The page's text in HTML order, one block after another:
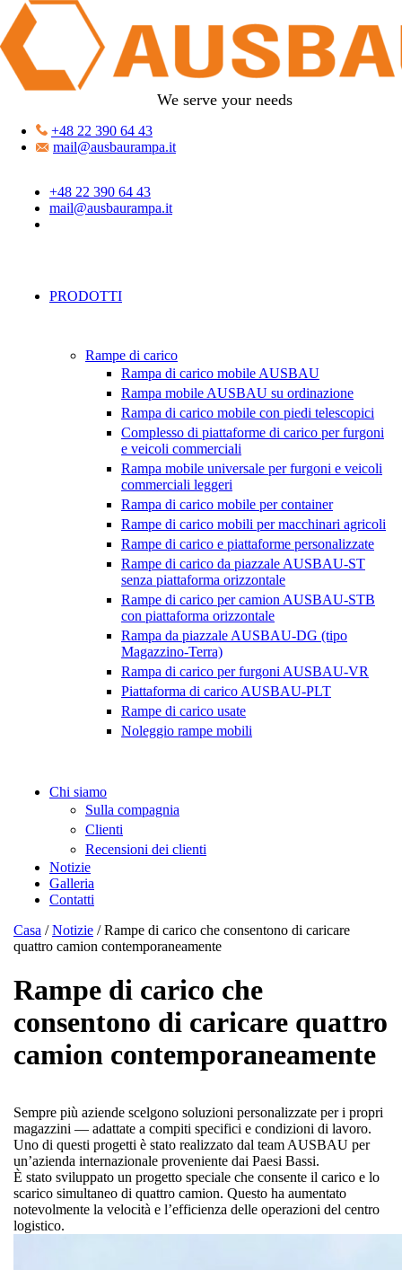
We serve your needs
+48 22 390 64 43
mail@ausbaurampa.it
+48 22 390 64 43
mail@ausbaurampa.it
PRODOTTI
Rampe di carico
Rampa di carico mobile AUSBAU
Rampa mobile AUSBAU su ordinazione
Rampa di carico mobile con piedi telescopici
Complesso di piattaforme di carico per furgoni
e veicoli commerciali
Rampa mobile universale per furgoni e veicoli
commerciali leggeri
Rampa di carico mobile per container
Rampe di carico mobili per macchinari agricoli
Rampe di carico e piattaforme personalizzate
Rampe di carico da piazzale AUSBAU-ST
senza piattaforma orizzontale
Rampe di carico per camion AUSBAU-STB
con piattaforma orizzontale
Rampa da piazzale AUSBAU-DG (tipo
Magazzino-Terra)
Rampa di carico per furgoni AUSBAU-VR
Piattaforma di carico AUSBAU-PLT
Rampe di carico usate
Noleggio rampe mobili
Chi siamo
Sulla compagnia
Clienti
Recensioni dei clienti
Notizie
Galleria
Contatti
Casa / Notizie / Rampe di carico che consentono di caricare
quattro camion contemporaneamente
Rampe di carico che
consentono di caricare quattro
camion contemporaneamente
Sempre più aziende scelgono soluzioni personalizzate per i propri
magazzini — adattate a compiti specifici e condizioni di lavoro.
Uno di questi progetti è stato realizzato dal team AUSBAU per
un’azienda internazionale proveniente dai Paesi Bassi.
È stato sviluppato un progetto speciale che consente il carico e lo
scarico simultaneo di quattro camion. Questo ha aumentato
notevolmente la velocità e l’efficienza delle operazioni del centro
logistico.